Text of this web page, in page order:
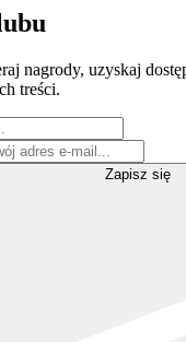
nagrody, uzyskaj
treści.
Zapisz się